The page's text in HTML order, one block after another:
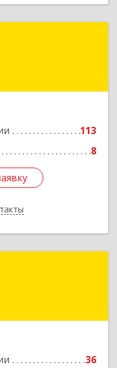
113
8
Франчайзи
г, Гагарина
36
р-н,